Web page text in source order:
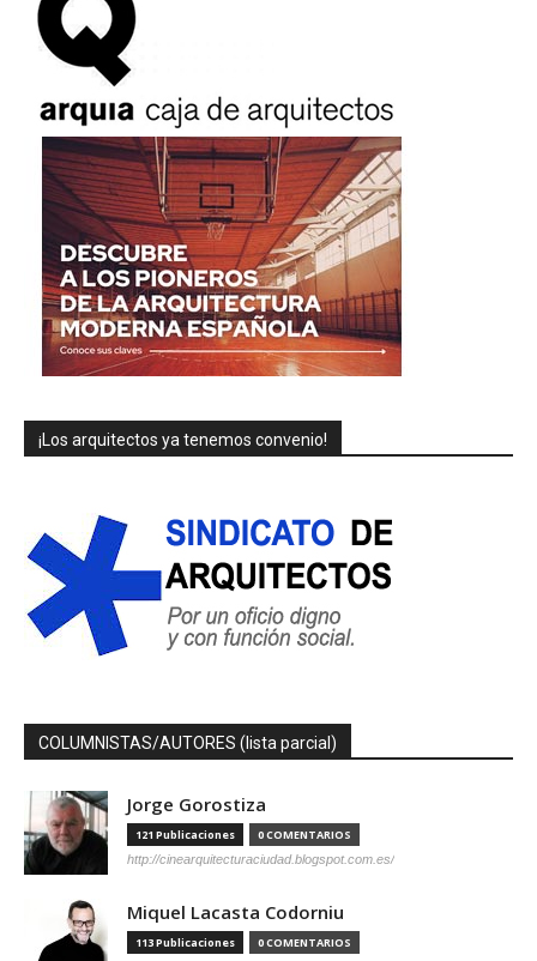
¡Los arquitectos ya tenemos convenio!
COLUMNISTAS/AUTORES (lista parcial)
Jorge Gorostiza
121 Publicaciones 0 COMENTARIOS
http://cinearquitecturaciudad.blogspot.com.es/
Miquel Lacasta Codorniu
113 Publicaciones 0 COMENTARIOS